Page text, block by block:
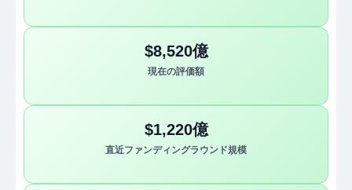
$8,520億
現在の評価額
$1,220億
直近ファンディングラウンド規模